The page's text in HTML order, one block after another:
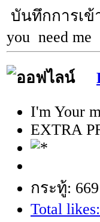
บันทึกการเข้
you need me
I'm Your
EXTRA
กระทู้: 669
Total